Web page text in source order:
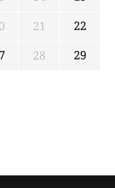
21
22
28
29